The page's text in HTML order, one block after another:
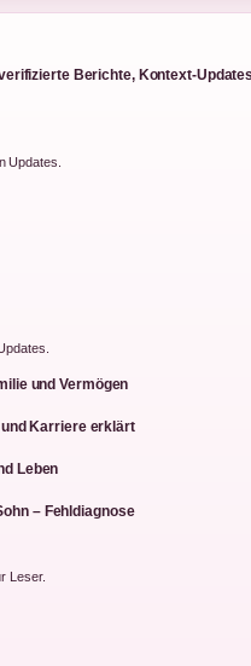
Berichte, Kontext-
Updates.
und Vermögen
Karriere erklärt
Leben
– Fehldiagnose
Leser.